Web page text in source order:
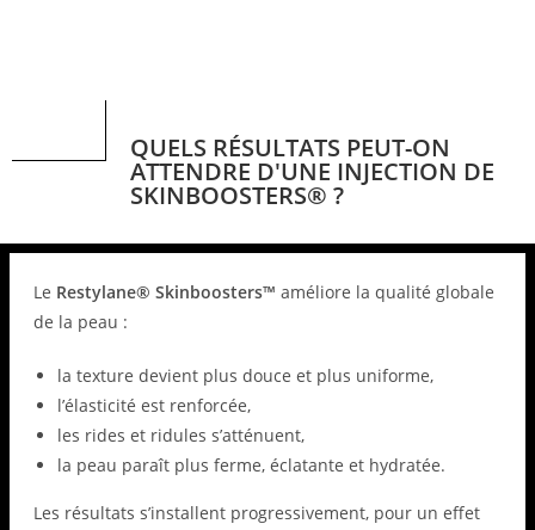
QUELS RÉSULTATS PEUT-ON
ATTENDRE D'UNE INJECTION DE
SKINBOOSTERS® ?
Le Restylane® Skinboosters™ améliore la qualité globale
de la peau :
la texture devient plus douce et plus uniforme,
l’élasticité est renforcée,
les rides et ridules s’atténuent,
la peau paraît plus ferme, éclatante et hydratée.
Les résultats s’installent progressivement, pour un effet